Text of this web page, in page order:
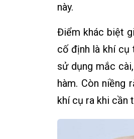
này.
Điểm khác biệt
cố định là khí cụ
sử dụng mắc
hàm. Còn niềng
khí cụ ra khi cần